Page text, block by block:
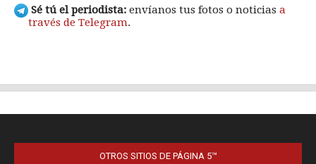
OTROS SITIOS DE PÁGINA 5™